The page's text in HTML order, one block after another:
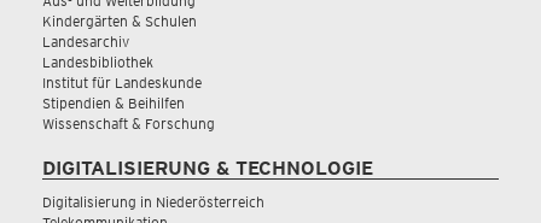
Kindergärten & Schulen
Landesarchiv
Landesbibliothek
Institut für Landeskunde
Stipendien & Beihilfen
Wissenschaft & Forschung
DIGITALISIERUNG & TECHNOLOGIE
Digitalisierung in Niederösterreich